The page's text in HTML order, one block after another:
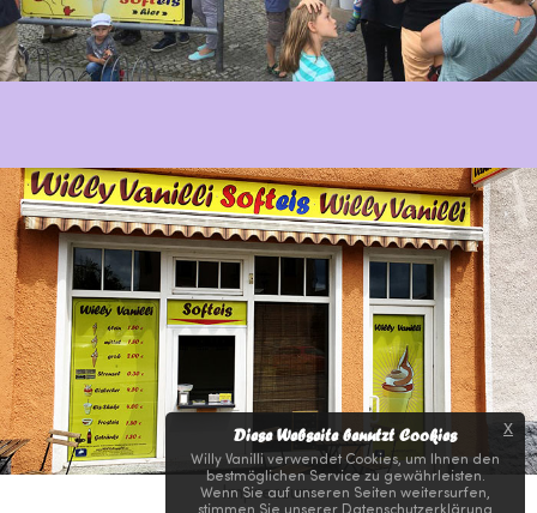
Impressum
Diese Webseite benutzt Cookies
Willy Vanilli verwendet Cookies, um Ihnen den
bestmöglichen Service zu gewährleisten.
Wenn Sie auf unseren Seiten weitersurfen,
x